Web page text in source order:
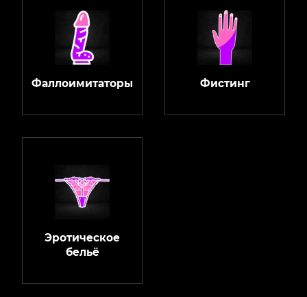
Фаллоимитаторы Фистинг
Эротическое
бельё